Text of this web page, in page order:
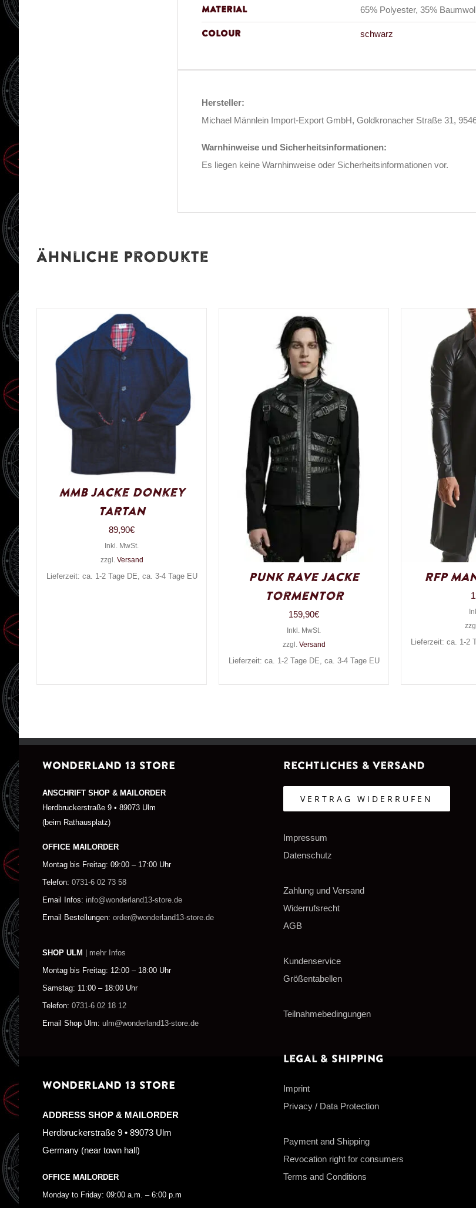
Material 65% Polyester, 35%
Colour schwarz
Hersteller:
Michael Männlein Import-Export GmbH, Goldkronacher Straße 31,
Warnhinweise und Sicherheitsinformationen:
Es liegen keine Warnhinweise oder Sicherheitsinformationen vor.
Ähnliche Produkte
MMB Jacke Donkey
Tartan
89,90€
Inkl. MwSt.
zzgl. Versand
Lieferzeit: ca. 1-2 Tage DE, ca. 3-4 Tage EU
Punk Rave Jacke
Tormentor
159,90€
Inkl. MwSt.
zzgl. Versand
Lieferzeit: ca. 1-2 Tage DE, ca. 3-4 Tage EU
RFP
Lieferzeit: ca. 1-2
WONDERLAND 13 STORE
ANSCHRIFT SHOP & MAILORDER
Herdbruckerstraße 9 • 89073 Ulm
(beim Rathausplatz)
OFFICE MAILORDER
Montag bis Freitag: 09:00 – 17:00 Uhr
Telefon: 0731-6 02 73 58
Email Infos: info@wonderland13-store.de
Email Bestellungen: order@wonderland13-store.de
SHOP ULM | mehr Infos
Montag bis Freitag: 12:00 – 18:00 Uhr
Samstag: 11:00 – 18:00 Uhr
Telefon: 0731-6 02 18 12
Email Shop Ulm: ulm@wonderland13-store.de
WONDERLAND 13 STORE
ADDRESS SHOP & MAILORDER
Herdbruckerstraße 9 • 89073 Ulm
Germany (near town hall)
OFFICE MAILORDER
Monday to Friday: 09:00 a.m. – 6:00 p.m
Rechtliches & Versand
VERTRAG WIDERRUFEN
Impressum
Datenschutz
Zahlung und Versand
Widerrufsrecht
AGB
Kundenservice
Größentabellen
Teilnahmebedingungen
Legal & Shipping
Imprint
Privacy / Data Protection
Payment and Shipping
Revocation right for consumers
Terms and Conditions